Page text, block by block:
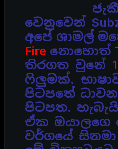
වෙනුවෙන්
අපේ ශාමල්
Fire නොහොත්
තිරගත වුනේ
ෆිලුමක්.
පිටපතේ ධාවන
පිටපත.
ඒක
වර්ගයේ